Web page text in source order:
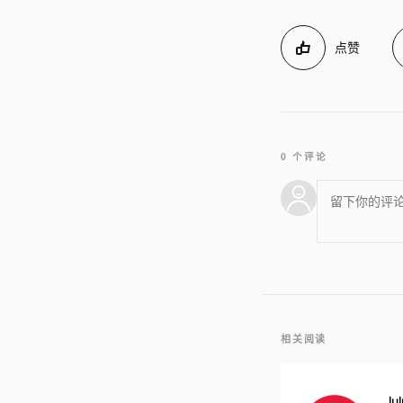
点赞
0 个评论
相关阅读